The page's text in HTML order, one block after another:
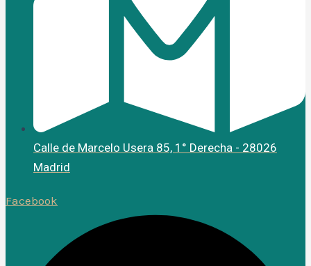
Calle de Marcelo Usera 85, 1° Derecha - 28026
Madrid
Facebook